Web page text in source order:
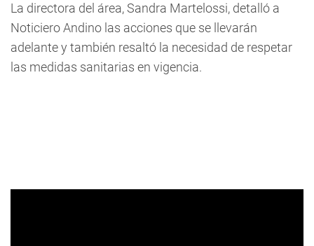
La directora del área, Sandra Martelossi, detalló a
Noticiero Andino las acciones que se llevarán
adelante y también resaltó la necesidad de respetar
las medidas sanitarias en vigencia.